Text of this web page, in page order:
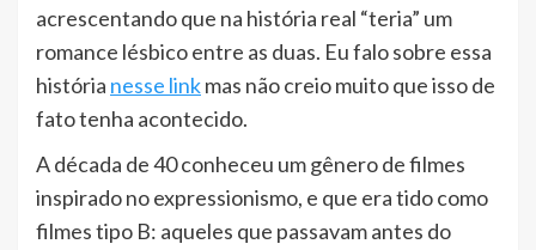
acrescentando que na história real “teria” um
romance lésbico entre as duas. Eu falo sobre essa
história nesse linkmas não creio muito que isso de
fato tenha acontecido.
A década de 40 conheceu um gênero de filmes
inspirado no expressionismo, e que era tido como
filmes tipo B: aqueles que passavam antes do